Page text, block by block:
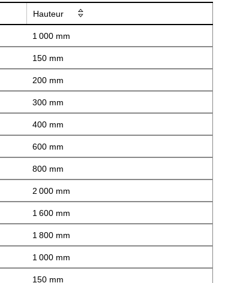
Hauteur
1 000 mm
150 mm
200 mm
300 mm
400 mm
600 mm
800 mm
2 000 mm
1 600 mm
1 800 mm
1 000 mm
150 mm